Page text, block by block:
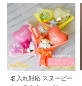
名入れ対応 スヌーピー